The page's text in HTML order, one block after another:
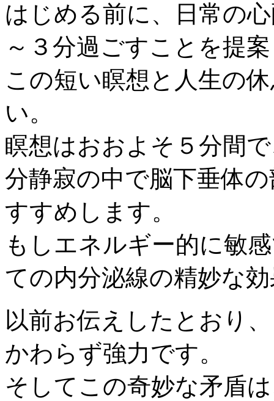
はじめる前に、日常の
～３分過ごすことを提
この短い瞑想と人生の
い。
瞑想はおおよそ５分間
分静寂の中で脳下垂体
すすめします。
もしエネルギー的に敏
ての内分泌線の精妙な
以前お伝えしたとおり
かわらず強力です。
そしてこの奇妙な矛盾